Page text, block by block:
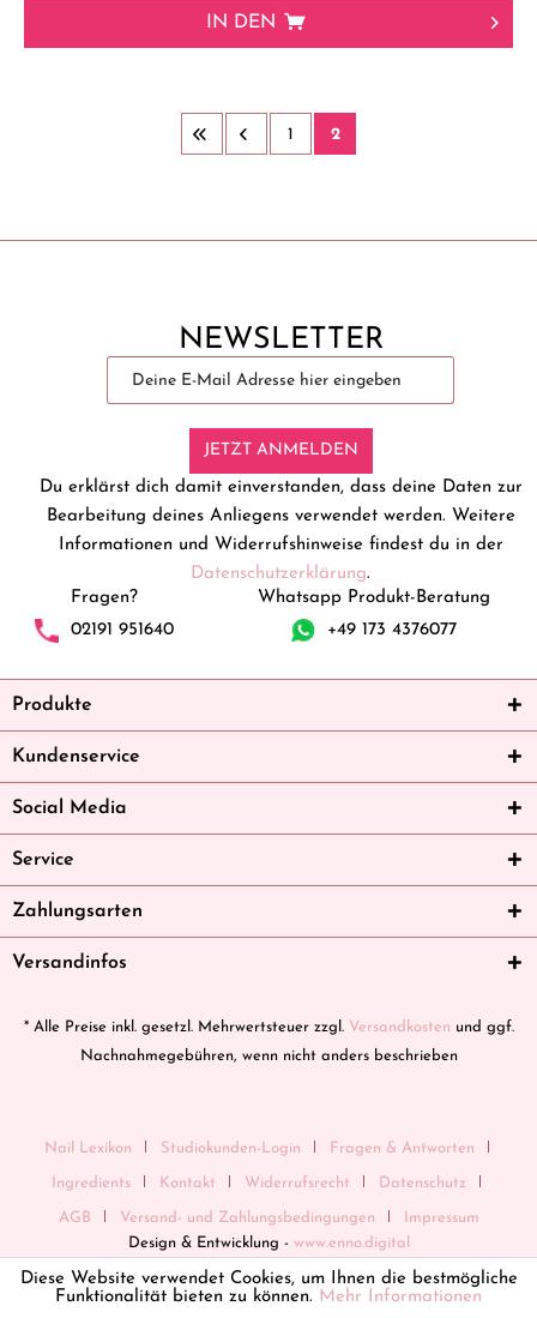
IN DEN
1 2
NEWSLETTER
JETZT ANMELDEN
Du erklärst dich damit einverstanden, dass deine Daten zur
Bearbeitung deines Anliegens verwendet werden. Weitere
Informationen und Widerrufshinweise findest du in der
Datenschutzerklärung.
Fragen?
02191 951640
Whatsapp Produkt-Beratung
+49 173 4376077
Produkte
Kundenservice
Social Media
Service
Zahlungsarten
Versandinfos
* Alle Preise inkl. gesetzl. Mehrwertsteuer zzgl. Versandkosten und ggf.
Nachnahmegebühren, wenn nicht anders beschrieben
Nail Lexikon Studiokunden-Login Fragen & Antworten
Ingredients Kontakt Widerrufsrecht Datenschutz
AGB Versand- und Zahlungsbedingungen
Impressum
Design & Entwicklung - www.enno.digital
Diese Website verwendet Cookies, um Ihnen die bestmögliche
Funktionalität bieten zu können. Mehr Informationen